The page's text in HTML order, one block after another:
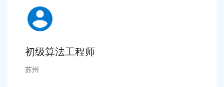
初级算法工程师
苏州